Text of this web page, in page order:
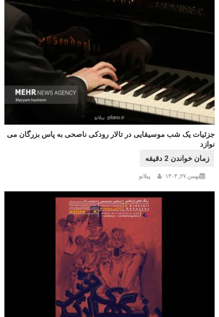
جزئیات یک شب موسیقایی در تالار رودکی ناصحی به پاس بزرگان می
نوازد
بهمن ۲۷, ۱۴۰۴ پیلانو